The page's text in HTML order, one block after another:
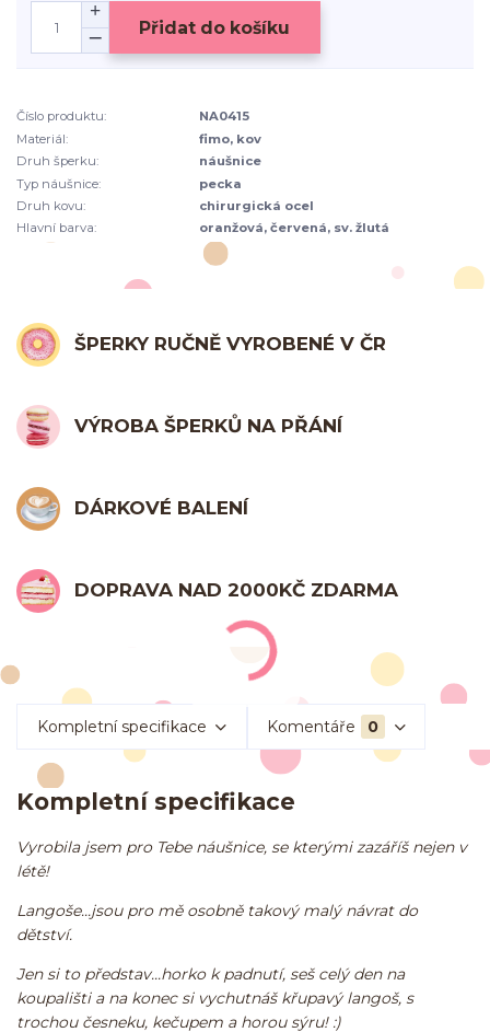
Přidat do košíku
Číslo produktu:
NA0415
Materiál:
fimo, kov
Druh šperku:
náušnice
Typ náušnice:
pecka
Druh kovu:
chirurgická ocel
Hlavní barva:
oranžová, červená, sv. žlutá
ŠPERKY RUČNĚ VYROBENÉ V ČR
VÝROBA ŠPERKŮ NA PŘÁNÍ
DÁRKOVÉ BALENÍ
DOPRAVA NAD 2000KČ ZDARMA
Kompletní specifikace Komentáře 0
Kompletní specifikace
Vyrobila jsem pro Tebe náušnice, se kterými zazáříš nejen v
létě!
Langoše...jsou pro mě osobně takový malý návrat do
dětství.
Jen si to představ...horko k padnutí, seš celý den na
koupališti a na konec si vychutnáš křupavý langoš, s
trochou česneku, kečupem a horou sýru! :)